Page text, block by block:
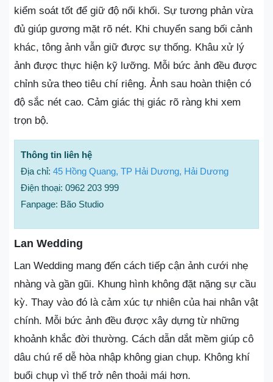
kiểm soát tốt để giữ độ nổi khối. Sự tương phản vừa
đủ giúp gương mặt rõ nét. Khi chuyển sang bối cảnh
khác, tông ảnh vẫn giữ được sự thống. Khâu xử lý
ảnh được thực hiện kỹ lưỡng. Mỗi bức ảnh đều được
chỉnh sửa theo tiêu chí riêng. Ảnh sau hoàn thiện có
độ sắc nét cao. Cảm giác thị giác rõ ràng khi xem
trọn bộ.
Thông tin liên hệ
Địa chỉ: 45 Hồng Quang, TP Hải Dương, Hải Dương
Điện thoại: 0962 203 999
Fanpage: Bão Studio
Lan Wedding
Lan Wedding mang đến cách tiếp cận ảnh cưới nhẹ
nhàng và gần gũi. Khung hình không đặt nặng sự cầu
kỳ. Thay vào đó là cảm xúc tự nhiên của hai nhân vật
chính. Mỗi bức ảnh đều được xây dựng từ những
khoảnh khắc đời thường. Cách dẫn dắt mềm giúp cô
dâu chú rể dễ hòa nhập không gian chụp. Không khí
buổi chụp vì thế trở nên thoải mái hơn.